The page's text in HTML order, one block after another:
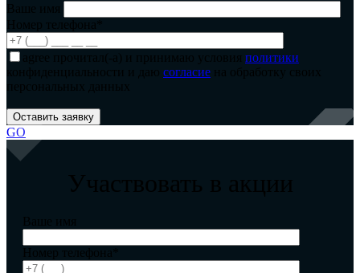
Ваше имя
Номер телефона*
agree прочитал(-а) и принимаю условия политики
конфиденциальности и даю согласие на обработку своих
персональных данных
GO
Участвовать в акции
Ваше имя
Номер телефона*